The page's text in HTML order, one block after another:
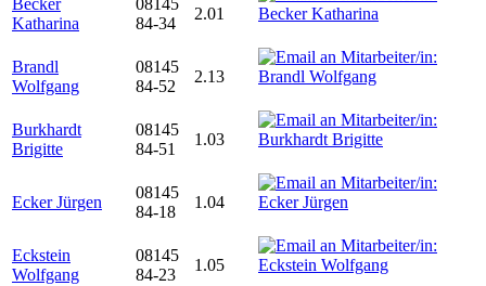
Becker
Katharina
08145
84-34
2.01
Brandl
Wolfgang
08145
84-52
2.13
Burkhardt
Brigitte
08145
84-51
1.03
Ecker Jürgen
08145
84-18
1.04
Eckstein
Wolfgang
08145
84-23
1.05